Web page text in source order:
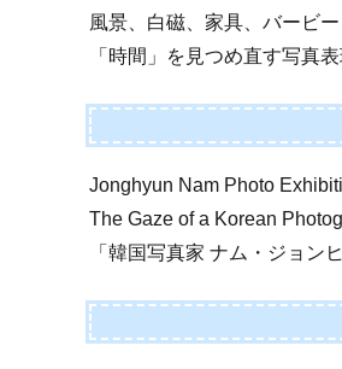
風景、白磁、家具、バービ
「時間」を見つめ直す写真
Jonghyun Nam Photo
The Gaze of a Korean
「韓国写真家 ナム・ジョン